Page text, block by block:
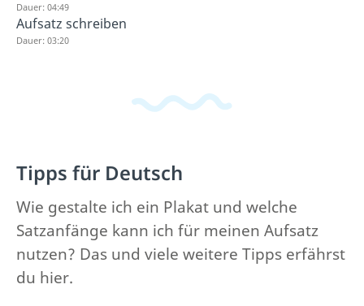
Dauer: 04:49
Aufsatz schreiben
Dauer: 03:20
Tipps für Deutsch
Wie gestalte ich ein Plakat und welche
Satzanfänge kann ich für meinen Aufsatz
nutzen? Das und viele weitere Tipps erfährst
du hier.